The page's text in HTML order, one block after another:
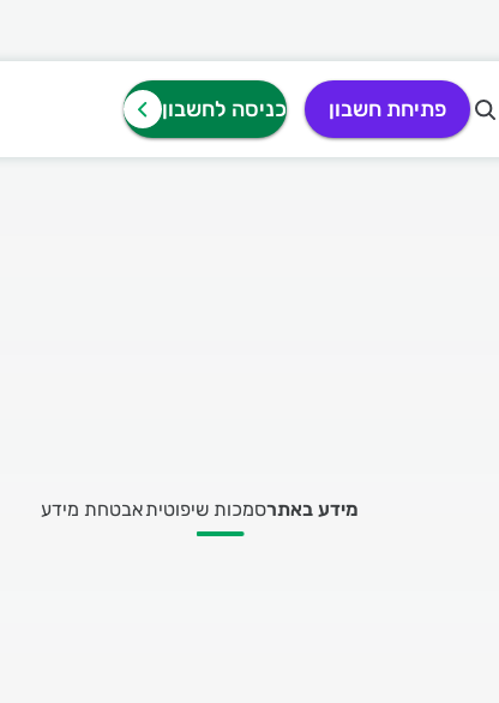
פתיחת חשבון כניסה לחשבון
מידע באתרסמכות שיפוטיתאבטחת מידע